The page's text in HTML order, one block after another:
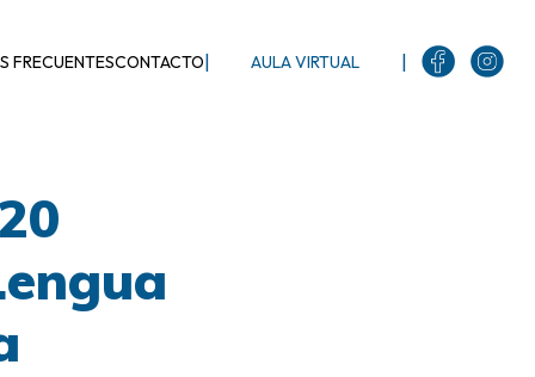
FRECUENTESCONTACTO| AULA VIRTUAL |